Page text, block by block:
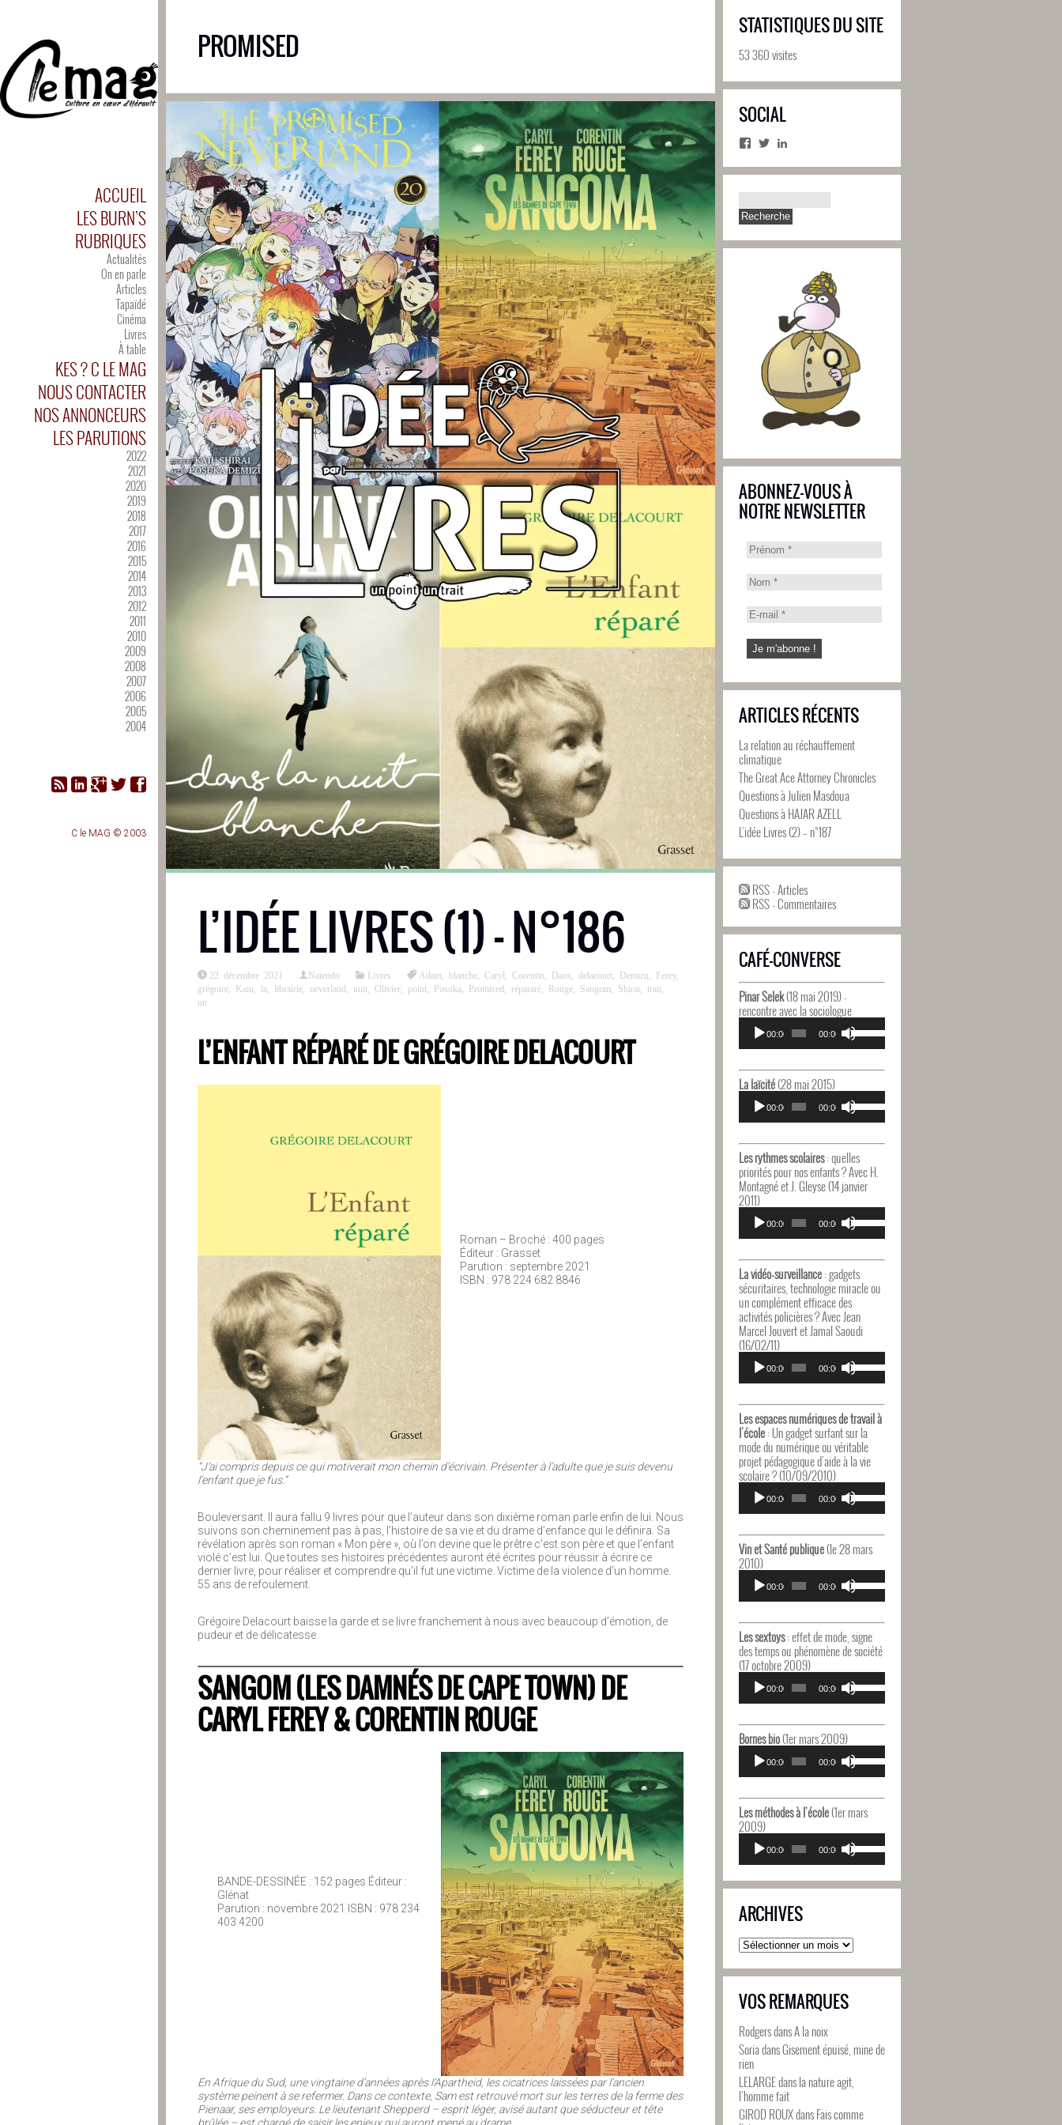
ACCUEIL
LES BURN’S
RUBRIQUES
Actualités
On en parle
Articles
Tapaïdé
Cinéma
Livres
À table
KES ? C LE MAG
NOUS CONTACTER
NOS ANNONCEURS
LES PARUTIONS
2022
2021
2020
2019
2018
2017
2016
2015
2014
2013
2012
2011
2010
2009
2008
2007
2006
2005
2004
C le MAG © 2003
PROMISED
L’IDÉE LIVRES (1) – N°186
22 décembre 2021 Natendo Livres Adam blanche Caryl Corentin Dans delacourt Demizu Ferey,
grégoire
Kaiu la librairie neverland nuit Olivier point Posuka Promised répararé Rouge Sangom Shirai trait
un
L’ENFANT RÉPARÉ DE GRÉGOIRE DELACOURT
Roman – Broché : 400 pages
Éditeur : Grasset
Parution : septembre 2021
ISBN : 978 224 682 8846
“J’ai compris depuis ce qui motiverait mon chemin d’écrivain. Présenter à l’adulte que je suis devenu
l’enfant que je fus.”
Bouleversant. Il aura fallu 9 livres pour que l’auteur dans son dixième roman parle enfin de lui. Nous
suivons son cheminement pas à pas, l’histoire de sa vie et du drame d’enfance qui le définira. Sa
révélation après son roman « Mon père », où l’on devine que le prêtre c’est son père et que l’enfant
violé c’est lui. Que toutes ses histoires précédentes auront été écrites pour réussir à écrire ce
dernier livre, pour réaliser et comprendre qu’il fut une victime. Victime de la violence d’un homme.
55 ans de refoulement.
Grégoire Delacourt baisse la garde et se livre franchement à nous avec beaucoup d’émotion, de
pudeur et de délicatesse.
SANGOM (LES DAMNÉS DE CAPE TOWN) DE
CARYL FEREY & CORENTIN ROUGE
BANDE-DESSINÉE : 152 pages Éditeur :
Glénat
Parution : novembre 2021 ISBN : 978 234
403 4200
En Afrique du Sud, une vingtaine d’années après l’Apartheid, les cicatrices laissées par l’ancien
système peinent à se refermer. Dans ce contexte, Sam est retrouvé mort sur les terres de la ferme des
Pienaar, ses employeurs. Le lieutenant Shepperd – esprit léger, avisé autant que séducteur et tête
brûlée – est chargé de saisir les enjeux qui auront mené au drame.
STATISTIQUES DU SITE
53 360 visites
SOCIAL
Facebook
Twitter
ABONNEZ-VOUS À
NOTRE NEWSLETTER
ARTICLES RÉCENTS
La relation au réchauffement
climatique
The Great Ace Attorney Chronicles
Questions à Julien Masdoua
Questions à HAJAR AZELL
L’idée Livres (2) – n°187
RSS - Articles
RSS - Commentaires
CAFÉ-CONVERSE
Pinar Selek(18 mai 2019) -
rencontre avec la sociologue
Lecteur
audio
00:00 00:00
Utilisez
les
flèches
augmenter
ou
diminuer
volume.
La laïcité(28 mai 2015)
Lecteur
audio
00:00 00:00
Utilisez
les
flèches
pour
augmenter
ou
le
volume.
Les rythmes scolaires: quelles
priorités pour nos enfants ? Avec H.
Montagné et J. Gleyse (14 janvier
2011)
Lecteur
audio
00:00 00:00
Utilisez
les
flèches
pour
augmenter
ou
diminuer
le
La vidéo-surveillance: gadgets
sécuritaires, technologie miracle ou
un complément efficace des
activités policières ? Avec Jean
Marcel Jouvert et Jamal Saoudi
(16/02/11)
Lecteur
audio
00:00 00:00
Utilisez
les
flèches
pour
augmenter
ou
diminuer
volume.
Les espaces numériques de travail à
l'école: Un gadget surfant sur la
mode du numérique ou véritable
projet pédagogique d'aide à la vie
scolaire ? (10/09/2010)
Lecteur
audio
00:00 00:00
Utilisez
les
flèches
pour
ou
diminuer
le
Vin et Santé publique(le 28 mars
2010)
Lecteur
audio
00:00 00:00
Utilisez
les
flèches
pour
augmenter
diminuer
le
volume.
Les sextoys: effet de mode, signe
des temps ou phénomène de société
(17 octobre 2009)
Lecteur
audio
00:00 00:00
Utilisez
les
flèches
augmenter
ou
diminuer
Bornes bio(1er mars 2009)
Lecteur
audio
00:00 00:00
Utilisez
les
flèches
pour
ou
diminuer
le
volume.
Les méthodes à l'école(1er mars
2009)
Lecteur
audio
00:00 00:00
Utilisez
les
flèches
haut/bas
diminuer
le
volume.
ARCHIVES
Archives
VOS REMARQUES
RodgersdansA la noix
SoriadansGisement épuisé, mine de
rien
LELARGEdansla nature agit,
l’homme fait
GIROD ROUXdansFais comme